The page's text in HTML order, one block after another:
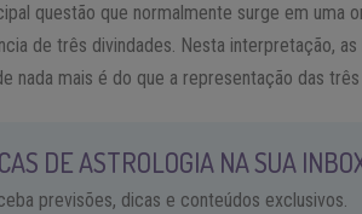
questão que normalmente surge em uma
de três divindades. Nesta interpretação,
nada mais é do que a representação das
DE ASTROLOGIA NA SUA
previsões, dicas e conteúdos exclusivos.